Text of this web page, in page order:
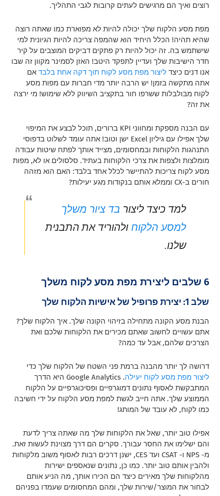
רוצים ואיך הם מרגישים לעתים קרובות לגבי התהליך.
מפת מסע הלקוח שלך יכולה להיות לא מפוארת כמו שאתה רוצה
שהיא תהיה! הכלל היחיד הוא שהמפה צריכה להיות הגיונית למי
שישתמש בה. זה יכול להיות רק פתקים דביקים המוצבים על קיר
חדר הישיבות שלך ועדיין לתפקד היטב! האזן לסמינר מקוון זה שבו
אנו דנים כיצדליצור מפת מסע לקוח תוך דקה אחת בלבד אם
אתה מתקשה בזמן! יש הרבה יותר מדי חברות עם מפות מסע
לקוח מבולבלות ששרפו חור בתקציב השיווק ללא שימוש! מי ירצה
את זה?
עם הבנה מספקת ומחווני KPI ברורים, תוכל לבצע את המיפוי
שלך אפילו עם גיליון Excel ישן וטוב! אתה עומד לשלוט בדפוסי
התנהגות הלקוחות ובמחסומים, מצייד אותך לפתח שיטות עבודה
מומלצות ולצפות את צרכי הלקוחות בעתיד. סלסולים או לא, מפות
מסע לקוח צריכות להתיישר לכלל אחד בלבד: האם הוא מזהה
חורים ב-CX וממלא אותם בנקודות מגע יעילות?
למד כיצד ליצור בד ציור משלך
למסע הלקוח ולהוריד את התבנית
שלנו.
6 שלבים ליצירת מפת מסע לקוח משלך
שלב 1: יצירת פרופיל של אישיות הלקוח שלך
הבנת מסע הקונה מתחילה בזיהוי הקונה שלך. איך הלקוח שלך?
אתם עשויים לחשוב שאתם מכירים את הלקוחות שלכם ואת
הצרכים שלהם, אבל עד כמה?
דרושה לך יותר מהבנה ברמת פני השטח של הלקוח שלך כדי
ליצור מפת מסע לקוח יעילה
. Google Analytics היא הדרך
המתבקשת לאסוף נתונים דמוגרפיים ופסיכוגרפיים על הלקוח
הממוצע שלך. אתה חייב לגשת למפת מסע הלקוח על ידי חשיבה
כמו לקוח, לא עובד של המותג!
אפילו טוב יותר, שאל את הלקוחות שלך מה שאתה צריך לדעת
והם ישלימו את החסר עבורך. סקרים הם דרך מצוינת לעשות זאת.
מ- NPS ו- CSAT ועד CES, ישנן דרכים רבות לאסוף משוב מלקוחות
ולהבין אותם טוב יותר. כמו כן, נתונים שנאספים ישירות
מהלקוחות שלך מאירים כיצד הם הכירו אותך, מה הניע אותם
לבחור את המוצר/שירות שלך, ומהם המחסומים שעמדו בפניהם